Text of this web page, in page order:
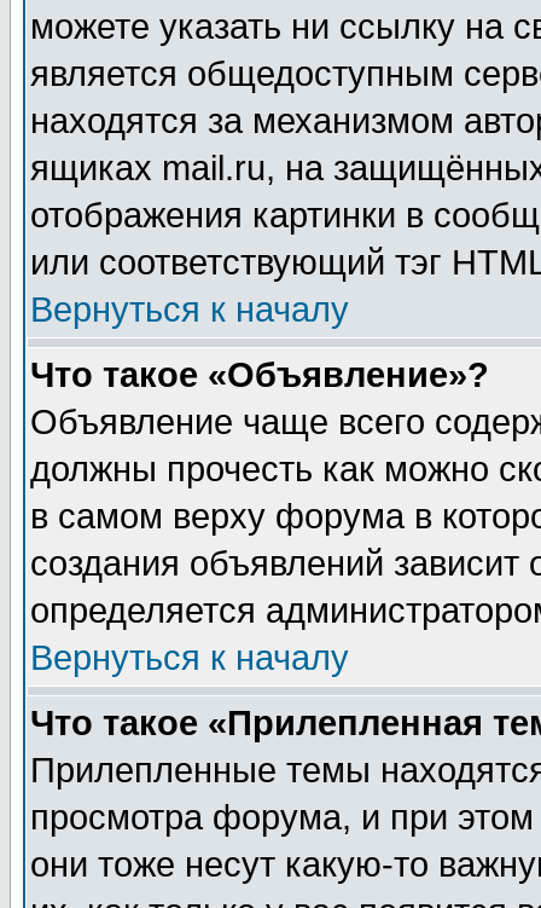
можете указать ни ссылку на
является общедоступным
находятся за механизмом
ящиках mail.ru, на
отображения картинки в
или соответствующий тэг
Вернуться к началу
Что такое «Объявление»?
Объявление чаще всего
должны прочесть как можно
в самом верху форума в
создания объявлений зависит
определяется
Вернуться к началу
Что такое «Прилепленная
Прилепленные темы
просмотра форума, и при
они тоже несут какую-то